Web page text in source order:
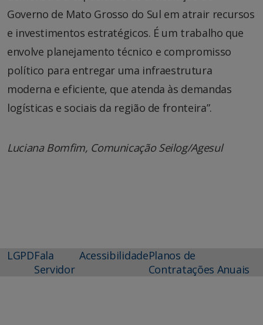
Governo de Mato Grosso do Sul em atrair recursos
e investimentos estratégicos. É um trabalho que
envolve planejamento técnico e compromisso
político para entregar uma infraestrutura
moderna e eficiente, que atenda às demandas
logísticas e sociais da região de fronteira”.
Luciana Bomfim, Comunicação Seilog/Agesul
LGPDFala
Servidor
AcessibilidadePlanos de
Contratações Anuais